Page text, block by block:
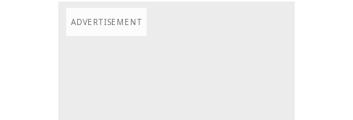
ADVERTISEMENT